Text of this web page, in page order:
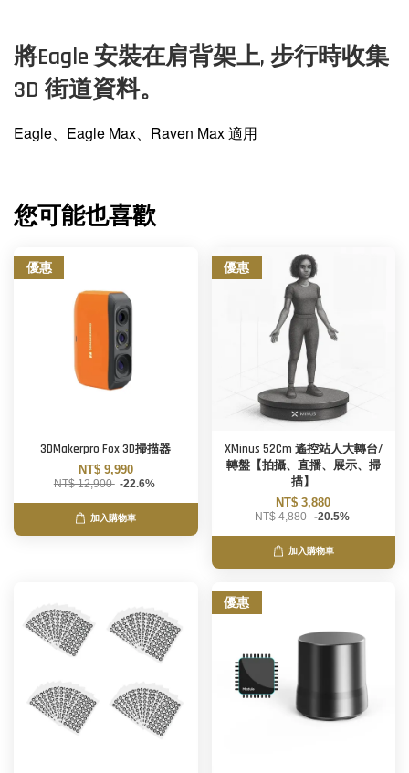
將Eagle 安裝在肩背架上, 步行時收集
3D 街道資料。
Eagle、Eagle Max、Raven Max 適用
您可能也喜歡
優惠
3DMakerpro Fox 3D掃描器
NT$ 9,990
NT$ 12,900 -22.6%
加入購物車
優惠
XMinus 52Cm 遙控站人大轉台/
轉盤【拍攝、直播、展示、掃
描】
NT$ 3,880
NT$ 4,880 -20.5%
加入購物車
優惠